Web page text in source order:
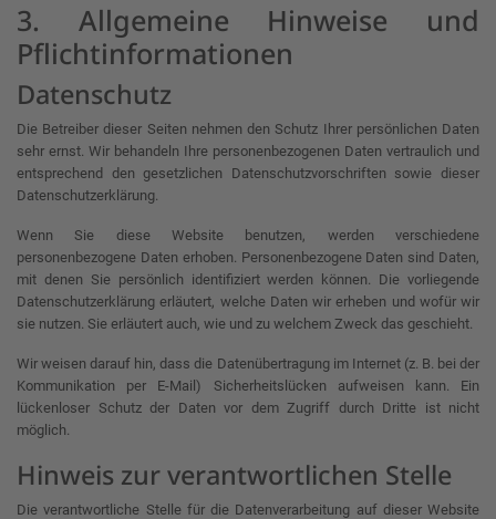
3. Allgemeine Hinweise und
Pflicht­informationen
Datenschutz
Die Betreiber dieser Seiten nehmen den Schutz Ihrer persönlichen Daten
sehr ernst. Wir behandeln Ihre personenbezogenen Daten vertraulich und
entsprechend den gesetzlichen Datenschutzvorschriften sowie dieser
Datenschutzerklärung.
Wenn Sie diese Website benutzen, werden verschiedene
personenbezogene Daten erhoben. Personenbezogene Daten sind Daten,
mit denen Sie persönlich identifiziert werden können. Die vorliegende
Datenschutzerklärung erläutert, welche Daten wir erheben und wofür wir
sie nutzen. Sie erläutert auch, wie und zu welchem Zweck das geschieht.
Wir weisen darauf hin, dass die Datenübertragung im Internet (z. B. bei der
Kommunikation per E-Mail) Sicherheitslücken aufweisen kann. Ein
lückenloser Schutz der Daten vor dem Zugriff durch Dritte ist nicht
möglich.
Hinweis zur verantwortlichen Stelle
Die verantwortliche Stelle für die Datenverarbeitung auf dieser Website